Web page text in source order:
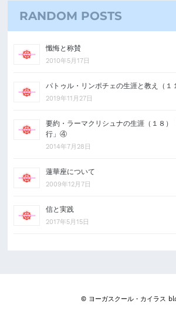
RANDOM POSTS
懺悔と称賛
2010年5月17日
パトゥル・リンポチェの生涯と教え（１
2019年11月27日
要約・ラーマクリシュナの生涯（１８）
行」④
2014年7月28日
蓮華座について
2009年12月7日
信と実践
2017年5月15日
© ヨーガスクール・カイラス